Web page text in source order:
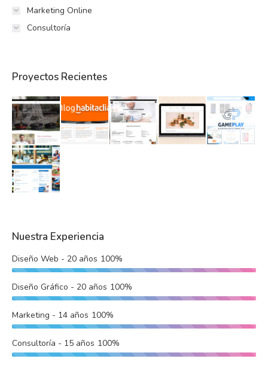
Marketing Online
Consultoría
Proyectos Recientes
Nuestra Experiencia
Diseño Web - 20 años 100%
Diseño Gráfico - 20 años 100%
Marketing - 14 años 100%
Consultoría - 15 años 100%